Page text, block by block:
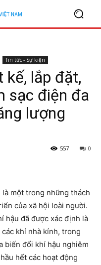
Tin tức - Sự kiện
kế, lắp đặt,
sạc điện đa
lượng
0
557
một trong những thách
của xã hội loài người.
hậu đã được xác định là
khí nhà kính, trong
biến đổi khí hậu nghiêm
hết các hoạt động